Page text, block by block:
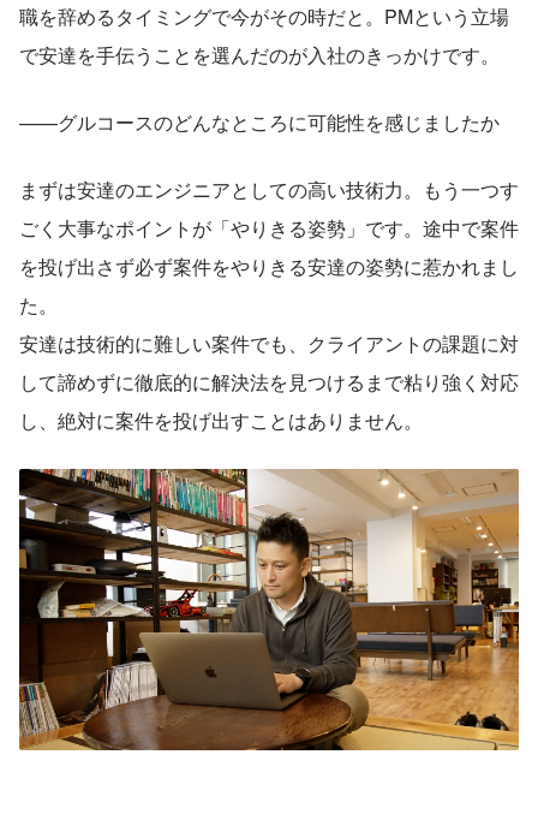
職を辞めるタイミングで今がその時だと。PMという立場
で安達を手伝うことを選んだのが入社のきっかけです。
——グルコースのどんなところに可能性を感じましたか
まずは安達のエンジニアとしての高い技術力。もう一つす
ごく大事なポイントが「やりきる姿勢」です。途中で案件
を投げ出さず必ず案件をやりきる安達の姿勢に惹かれまし
た。
安達は技術的に難しい案件でも、クライアントの課題に対
して諦めずに徹底的に解決法を見つけるまで粘り強く対応
し、絶対に案件を投げ出すことはありません。